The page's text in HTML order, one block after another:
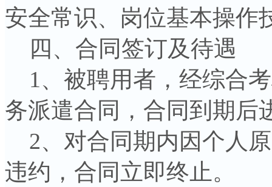
安全常识、岗位基本操作
四、合同签订及待遇
1、被聘用者，经综合
务派遣合同，合同到期后
2、对合同期内因个人
违约，合同立即终止。